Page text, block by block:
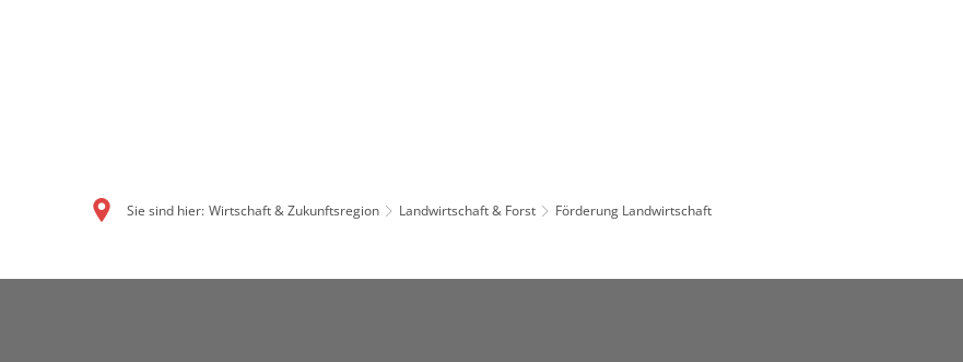
Sie sind hier: Wirtschaft & Zukunftsregion Landwirtschaft & Forst Förderung Landwirtschaft